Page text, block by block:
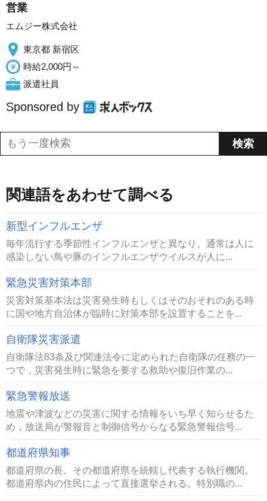
営業
エムジー株式会社
東京都 新宿区
時給2,000円～
派遣社員
Sponsored by
関連語をあわせて調べる
新型インフルエンザ
毎年流行する季節性インフルエンザと異なり、通常は人に
感染しない鳥や豚のインフルエンザウイルスが人に...
緊急災害対策本部
災害対策基本法は災害発生時もしくはそのおそれのある時
に国や地方自治体が臨時に対策本部を設置することを...
自衛隊災害派遣
自衛隊法83条及び関連法令に定められた自衛隊の任務の一
つで，災害発生時に緊急を要する救助や復旧作業の...
緊急警報放送
地震や津波などの災害に関する情報をいち早く知らせるた
め，放送局が警報音と制御信号からなる緊急警報信号...
都道府県知事
都道府県の長。その都道府県を統轄し代表する執行機関。
都道府県内の住民によって直接選挙される。特別職の...